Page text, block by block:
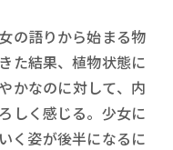
の語りから始まる物
た結果、植物状態に
かなのに対して、内
しく感じる。少女に
く姿が後半になるに